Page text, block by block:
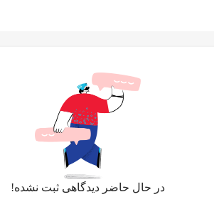
در حال حاضر دیدگاهی ثبت نشده!